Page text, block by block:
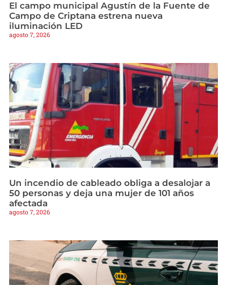
El campo municipal Agustín de la Fuente de
Campo de Criptana estrena nueva
iluminación LED
agosto 7, 2026
Un incendio de cableado obliga a desalojar a
50 personas y deja una mujer de 101 años
afectada
agosto 7, 2026